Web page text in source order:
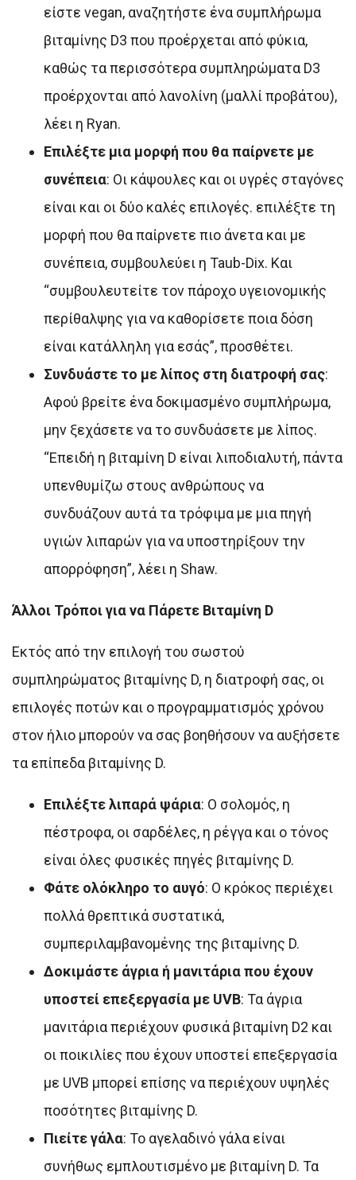
είστε vegan, αναζητήστε ένα συμπλήρωμα
βιταμίνης D3 που προέρχεται από φύκια,
καθώς τα περισσότερα συμπληρώματα D3
προέρχονται από λανολίνη (μαλλί προβάτου),
λέει η Ryan.
Επιλέξτε μια μορφή που θα παίρνετε με
συνέπεια: Οι κάψουλες και οι υγρές σταγόνες
είναι και οι δύο καλές επιλογές. επιλέξτε τη
μορφή που θα παίρνετε πιο άνετα και με
συνέπεια, συμβουλεύει η Taub-Dix. Και
“συμβουλευτείτε τον πάροχο υγειονομικής
περίθαλψης για να καθορίσετε ποια δόση
είναι κατάλληλη για εσάς”, προσθέτει.
Συνδυάστε το με λίπος στη διατροφή σας:
Αφού βρείτε ένα δοκιμασμένο συμπλήρωμα,
μην ξεχάσετε να το συνδυάσετε με λίπος.
“Επειδή η βιταμίνη D είναι λιποδιαλυτή, πάντα
υπενθυμίζω στους ανθρώπους να
συνδυάζουν αυτά τα τρόφιμα με μια πηγή
υγιών λιπαρών για να υποστηρίξουν την
απορρόφηση”, λέει η Shaw.
Άλλοι Τρόποι για να Πάρετε Βιταμίνη D
Εκτός από την επιλογή του σωστού
συμπληρώματος βιταμίνης D, η διατροφή σας, οι
επιλογές ποτών και ο προγραμματισμός χρόνου
στον ήλιο μπορούν να σας βοηθήσουν να αυξήσετε
τα επίπεδα βιταμίνης D.
Επιλέξτε λιπαρά ψάρια: Ο σολομός, η
πέστροφα, οι σαρδέλες, η ρέγγα και ο τόνος
είναι όλες φυσικές πηγές βιταμίνης D.
Φάτε ολόκληρο το αυγό: Ο κρόκος περιέχει
πολλά θρεπτικά συστατικά,
συμπεριλαμβανομένης της βιταμίνης D.
Δοκιμάστε άγρια ή μανιτάρια που έχουν
υποστεί επεξεργασία με UVB: Τα άγρια
μανιτάρια περιέχουν φυσικά βιταμίνη D2 και
οι ποικιλίες που έχουν υποστεί επεξεργασία
με UVB μπορεί επίσης να περιέχουν υψηλές
ποσότητες βιταμίνης D.
Πιείτε γάλα: Το αγελαδινό γάλα είναι
συνήθως εμπλουτισμένο με βιταμίνη D. Τα